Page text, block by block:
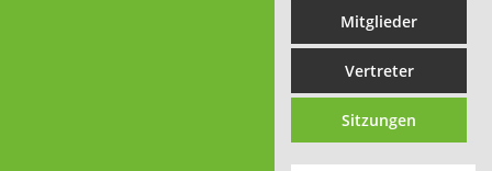
Mitglieder
Vertreter
Sitzungen